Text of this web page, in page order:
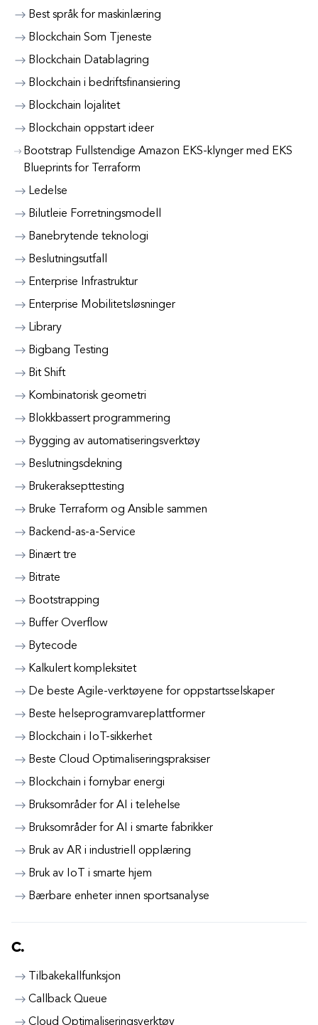
Best språk for maskinlæring
Blockchain Som Tjeneste
Blockchain Datablagring
Blockchain i bedriftsfinansiering
Blockchain lojalitet
Blockchain oppstart ideer
Bootstrap Fullstendige Amazon EKS-klynger med EKS
Blueprints for Terraform
Ledelse
Bilutleie Forretningsmodell
Banebrytende teknologi
Beslutningsutfall
Enterprise Infrastruktur
Enterprise Mobilitetsløsninger
Library
Bigbang Testing
Bit Shift
Kombinatorisk geometri
Blokkbassert programmering
Bygging av automatiseringsverktøy
Beslutningsdekning
Brukeraksepttesting
Bruke Terraform og Ansible sammen
Backend-as-a-Service
Binært tre
Bitrate
Bootstrapping
Buffer Overflow
Bytecode
Kalkulert kompleksitet
De beste Agile-verktøyene for oppstartsselskaper
Beste helseprogramvareplattformer
Blockchain i IoT-sikkerhet
Beste Cloud Optimaliseringspraksiser
Blockchain i fornybar energi
Bruksområder for AI i telehelse
Bruksområder for AI i smarte fabrikker
Bruk av AR i industriell opplæring
Bruk av IoT i smarte hjem
Bærbare enheter innen sportsanalyse
C.
Tilbakekallfunksjon
Callback Queue
Cloud Optimaliseringsverktøy